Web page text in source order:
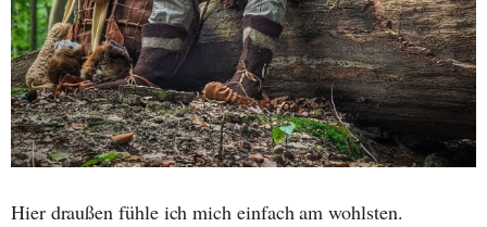
Hier draußen fühle ich mich einfach am wohlsten.